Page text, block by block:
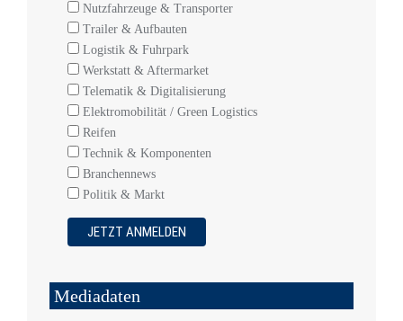
Nutzfahrzeuge & Transporter
Trailer & Aufbauten
Logistik & Fuhrpark
Werkstatt & Aftermarket
Telematik & Digitalisierung
Elektromobilität / Green Logistics
Reifen
Technik & Komponenten
Branchennews
Politik & Markt
Mediadaten